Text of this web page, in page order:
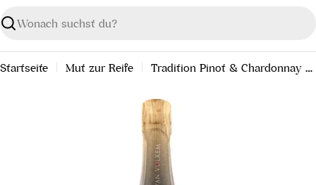
Suchen
Startseite Mut zur Reife Tradition Pinot & Chardonnay Sekt Brut